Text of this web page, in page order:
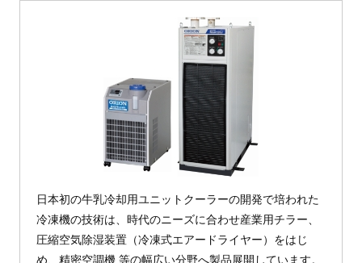
日本初の牛乳冷却用ユニットクーラーの開発で培われた
冷凍機の技術は、時代のニーズに合わせ産業用チラー、
圧縮空気除湿装置（冷凍式エアードライヤー）をはじ
め、精密空調機 等の幅広い分野へ製品展開しています。